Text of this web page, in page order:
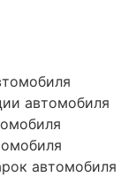
автомобиля
автомобиля